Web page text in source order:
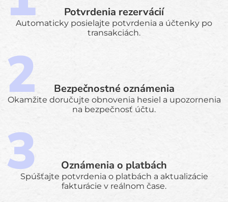
Potvrdenia rezervácií
Automaticky posielajte potvrdenia a účtenky po
transakciách.
Bezpečnostné oznámenia
Okamžite doručujte obnovenia hesiel a upozornenia
na bezpečnosť účtu.
Oznámenia o platbách
Spúšťajte potvrdenia o platbách a aktualizácie
fakturácie v reálnom čase.